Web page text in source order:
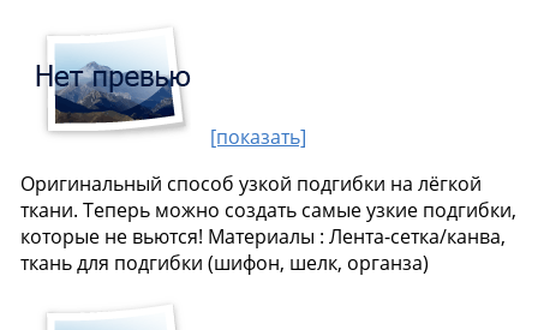
[показать]
Оригинальный способ узкой подгибки на лёгкой
ткани. Теперь можно создать самые узкие подгибки,
которые не вьются! Материалы : Лента-сетка/канва,
ткань для подгибки (шифон, шелк, органза)